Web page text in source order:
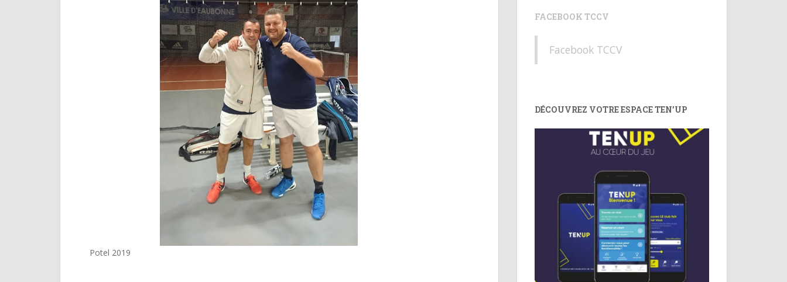
Potel 2019
FACEBOOK TCCV
Facebook TCCV
DÉCOUVREZ VOTRE ESPACE TEN’UP